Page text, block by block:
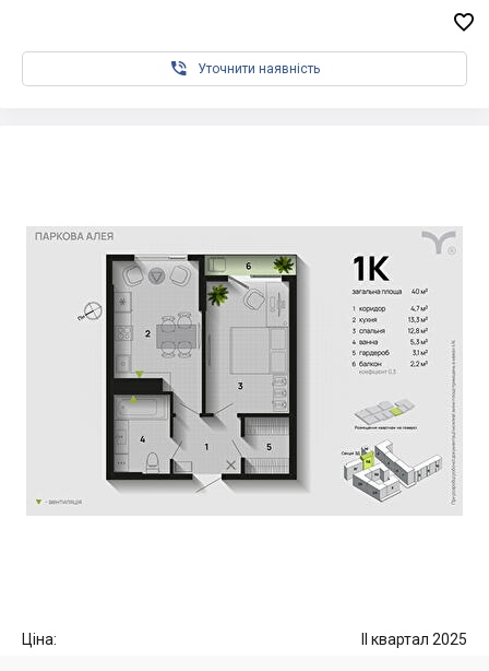

 Уточнити наявність
Ціна: II квартал 2025